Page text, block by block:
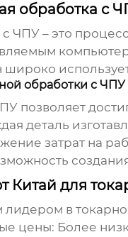
обработка с
с ЧПУ – это
обработки с ЧПУ
позволяет
деталь
затрат на
Китай для
лидером в
цены: Более